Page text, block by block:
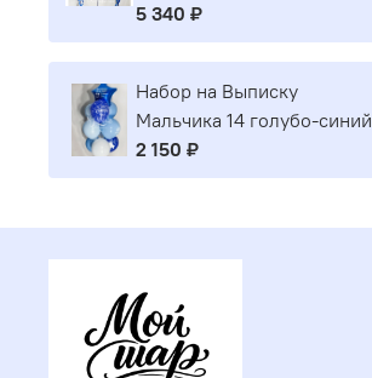
5 340 ₽
Набор на Выписку
Мальчика 14 голубо-синий
2 150 ₽